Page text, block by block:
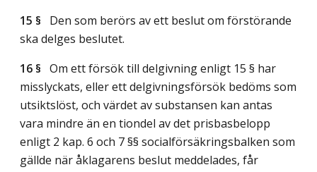
15 § Den som berörs av ett beslut om förstörande
ska delges beslutet.
16 § Om ett försök till delgivning enligt 15 § har
misslyckats, eller ett delgivningsförsök bedöms som
utsiktslöst, och värdet av substansen kan antas
vara mindre än en tiondel av det prisbasbelopp
enligt 2 kap. 6 och 7 §§ socialförsäkringsbalken som
gällde när åklagarens beslut meddelades, får